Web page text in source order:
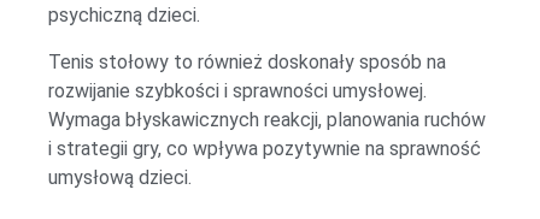
psychiczną dzieci.
Tenis stołowy to również doskonały sposób na
rozwijanie szybkości i sprawności umysłowej.
Wymaga błyskawicznych reakcji, planowania ruchów
i strategii gry, co wpływa pozytywnie na sprawność
umysłową dzieci.